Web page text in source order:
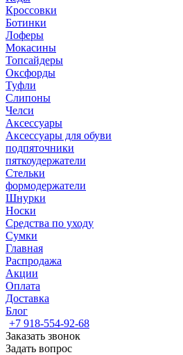
Кроссовки
Ботинки
Лоферы
Мокасины
Топсайдеры
Оксфорды
Туфли
Слипоны
Челси
Аксессуары
Аксессуары для обуви
подпяточники
пяткоудержатели
Стельки
формодержатели
Шнурки
Носки
Средства по уходу
Сумки
Главная
Распродажа
Акции
Оплата
Доставка
Блог
+7 918-554-92-68
Заказать звонок
Задать вопрос